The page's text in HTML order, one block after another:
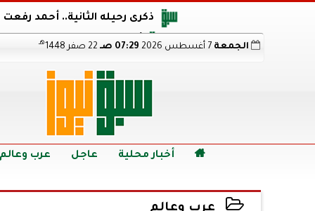
ذكرى رحيله الثانية.. أحمد
أجويرو يحذر الأرجنتين من
رابط نتيجة الدبلومات الفنية 2026 برقم الجلوس.. اعرف خطوات الاستعلام فور اعتمادها
الجمعة 07:29 صـ هـ
 أخبار محلية عاجل عرب وعالم